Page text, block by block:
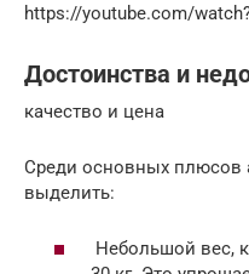
https://youtube.com/
Достоинства и
качество и цена
Среди основных
выделить:
Небольшой вес,